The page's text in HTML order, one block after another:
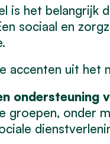
is het belangrijk
sociaal en
accenten uit het
ondersteuning
groepen, onder